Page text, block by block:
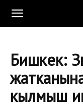
Бишкек:
кылмыш